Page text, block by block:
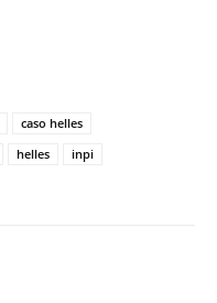
caso helles
helles
inpi